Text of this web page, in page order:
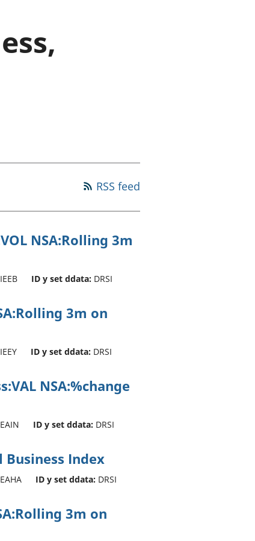
RSS feed
NSA:Rolling 3m
IEEB ID y set ddata: DRSI
3m on
IEEY ID y set ddata: DRSI
NSA:%change
EAIN ID y set ddata: DRSI
Business Index
EAHA ID y set ddata: DRSI
3m on